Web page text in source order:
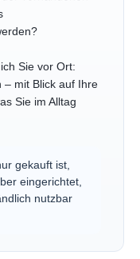
Sie vor Ort:
– mit Blick auf Ihre
Sie im Alltag
gekauft ist,
eingerichtet,
nutzbar